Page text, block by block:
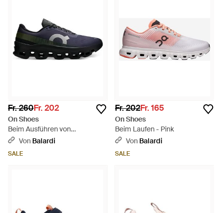
Fr. 260Fr. 202
On Shoes
Beim Ausführen von
Cloudmonster One - Schwarz
Von Balardi
SALE
Fr. 202Fr. 165
On Shoes
Beim Laufen - Pink
Von Balardi
SALE